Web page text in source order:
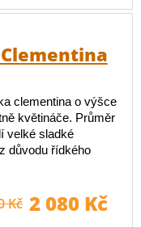
clementina o výšce
květináče. Průměr
velké sladké
důvodu řídkého
Kč 2 080 Kč